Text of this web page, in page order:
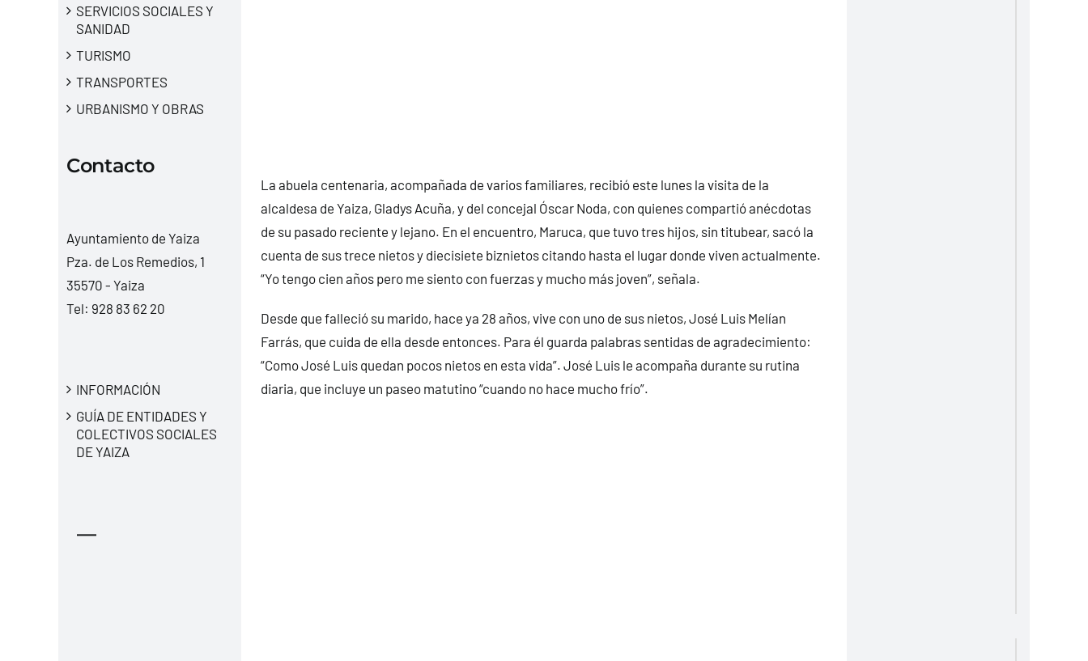
SERVICIOS SOCIALES Y
SANIDAD
TURISMO
TRANSPORTES
URBANISMO Y OBRAS
Contacto
Ayuntamiento de Yaiza
Pza. de Los Remedios, 1
35570 - Yaiza
Tel: 928 83 62 20
INFORMACIÓN
GUÍA DE ENTIDADES Y
COLECTIVOS SOCIALES
DE YAIZA
—
La abuela centenaria, acompañada de varios familiares, recibió este lunes la visita de la
alcaldesa de Yaiza, Gladys Acuña, y del concejal Óscar Noda, con quienes compartió anécdotas
de su pasado reciente y lejano. En el encuentro, Maruca, que tuvo tres hijos, sin titubear, sacó la
cuenta de sus trece nietos y diecisiete biznietos citando hasta el lugar donde viven actualmente.
“Yo tengo cien años pero me siento con fuerzas y mucho más joven”, señala.
Desde que falleció su marido, hace ya 28 años, vive con uno de sus nietos, José Luis Melían
Farrás, que cuida de ella desde entonces. Para él guarda palabras sentidas de agradecimiento:
“Como José Luis quedan pocos nietos en esta vida”. José Luis le acompaña durante su rutina
diaria, que incluye un paseo matutino “cuando no hace mucho frío”.